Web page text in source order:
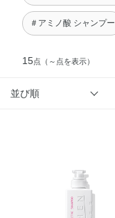
＃アミノ酸 シャンプー
15点 （～点を表示）
並び順